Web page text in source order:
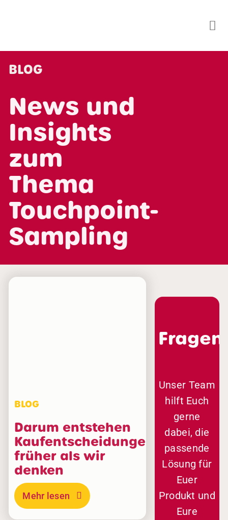
BLOG
News und
Insights
zum
Thema
Touchpoint-
Sampling
BLOG
Darum entstehen
Kaufentscheidungen
früher als wir
denken
Mehr lesen
Unser Team
hilft Euch
gerne
dabei, die
passende
Lösung für
Euer
Produkt und
Eure